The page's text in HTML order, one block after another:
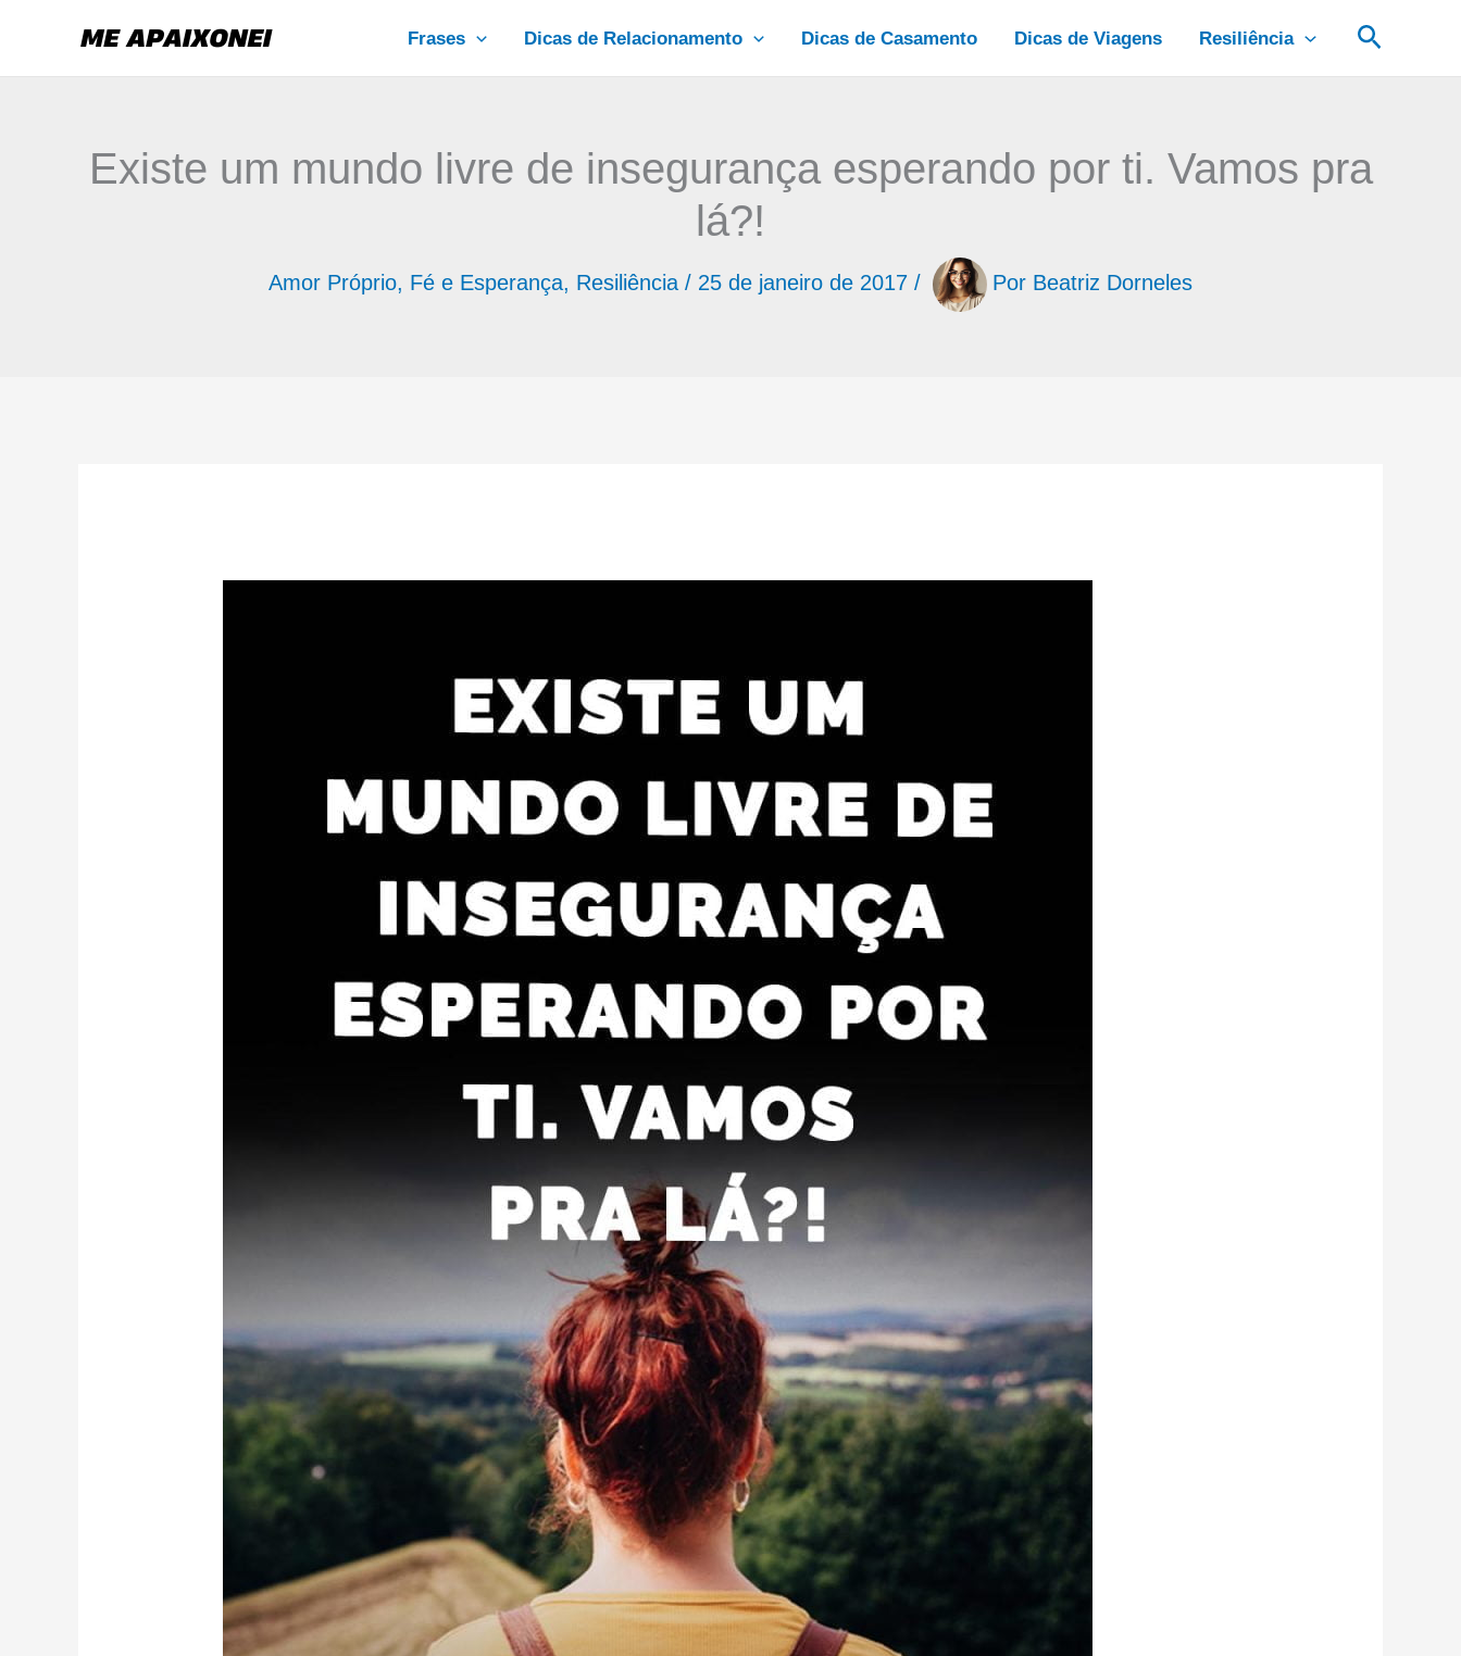
Frases Dicas de Relacionamento Dicas de Casamento Dicas de Viagens Resiliência
Existe um mundo livre de insegurança esperando por ti. Vamos pra
lá?!
Amor Próprio, Fé e Esperança, Resiliência / 25 de janeiro de 2017 / Por Beatriz Dorneles